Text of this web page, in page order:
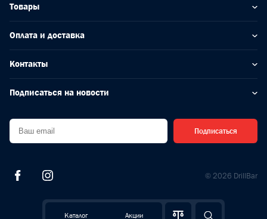
Каталог Акции
Товары
Оплата и доставка
Контакты
Подписаться на новости
Подписаться
© 2026 DrillBar